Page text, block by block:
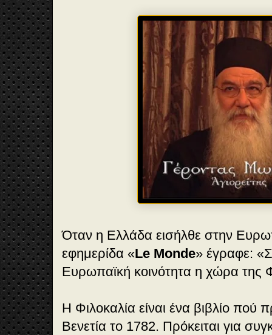
Όταν η Ελλάδα εισήλθε στην
εφημερίδα «Le Monde» έγραφε:
Ευρωπαϊκή κοινότητα η χώρα της
Η Φιλοκαλία είναι ένα βιβλίο πού
Βενετία το 1782. Πρόκειται για